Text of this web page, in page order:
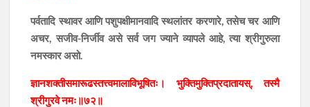
पर्वतादि स्थावर आणि पशुपक्षीमानवादि स्थलांतर करणारे, तसेच चर आणि
अचर, सजीव-निर्जीव असे सर्व जग ज्याने व्यापले आहे, त्या श्रीगुरुला
नमस्कार असो.
ज्ञानशक्तीसमारूढस्तत्त्वमालाविभूषितः। भुक्तिमुक्तिप्रदातायस्, तस्मै
श्रीगुरवे नमः॥७२॥